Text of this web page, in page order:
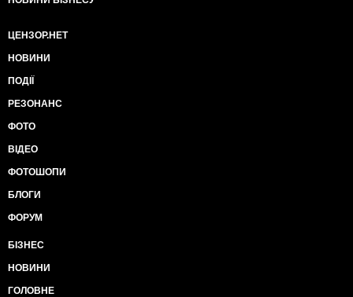
ЦЕНЗОР.НЕТ
НОВИНИ
ПОДІЇ
РЕЗОНАНС
ФОТО
ВІДЕО
ФОТОШОПИ
БЛОГИ
ФОРУМ
БІЗНЕС
НОВИНИ
ГОЛОВНЕ